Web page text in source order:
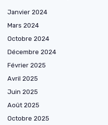
Janvier 2024
Mars 2024
Octobre 2024
Décembre 2024
Février 2025
Avril 2025
Juin 2025
Août 2025
Octobre 2025